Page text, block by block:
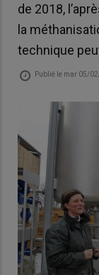
de 2018,
la
technique
Publié le mar 05/